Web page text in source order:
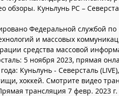
обзоры. Куньлунь РС –
Федеральной службой по
и массовых
средства массовой
5 ноября 2023, прямая
Куньлунь - Северсталь
хоккей. Смотрите видео
трансляция 7 февр. 2023 г.